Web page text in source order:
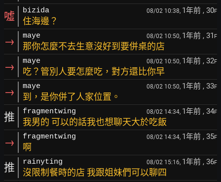
噓 bizida 08/02 10:38, 1年前 , 30F
住海邊？
→ maye 08/02 10:50, 1年前 , 31 F
那你怎麼不去生意沒好到要併桌的店
→ maye 08/02 10:50, 1年前 , 32F
吃？管別人要怎麼吃，對方還比你早
→ maye 08/02 10:50, 1年前 , 33F
到，是你併了人家位置。
推 fragmentwing 08/02 14:34, 1年前 , 34F
我男的 可以的話我也想聊天大於吃飯
→ fragmentwing 08/02 14:34, 1年前 , 35F
啊
推 rainyting 08/02 15:16, 1年前 , 36F
沒限制餐時的店 我跟姐妹們可以聊四